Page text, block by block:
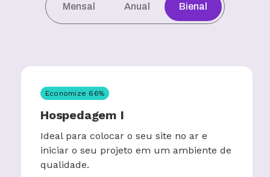
Mensal Anual Bienal
Economize 66%
Hospedagem I
Ideal para colocar o seu site no ar e
iniciar o seu projeto em um ambiente de
qualidade.